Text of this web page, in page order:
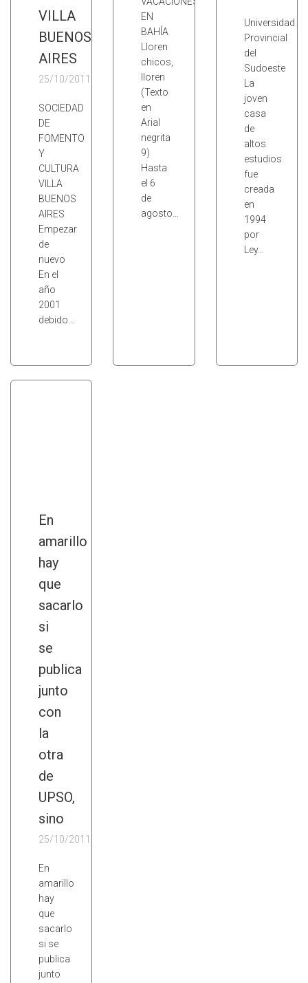
VILLA
BUENOS
AIRES
25/10/2011
SOCIEDAD
DE
FOMENTO
Y
CULTURA
VILLA
BUENOS
AIRES
Empezar
de
nuevo
En el
año
2001
debido…
EN
BAHÍA
Lloren
chicos,
lloren
(Texto
en
Arial
negrita
9)
Hasta
el 6
de
agosto…
Universidad
Provincial
del
Sudoeste
La
joven
casa
de
altos
estudios
fue
creada
en
1994
por
Ley…
En
amarillo
hay
que
sacarlo
si
se
publica
junto
con
la
otra
de
UPSO,
sino
25/10/2011
En
amarillo
hay
que
sacarlo
si se
publica
junto